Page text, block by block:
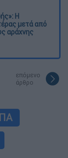
Η
μετά από
αράχνης
επόμενο
άρθρο